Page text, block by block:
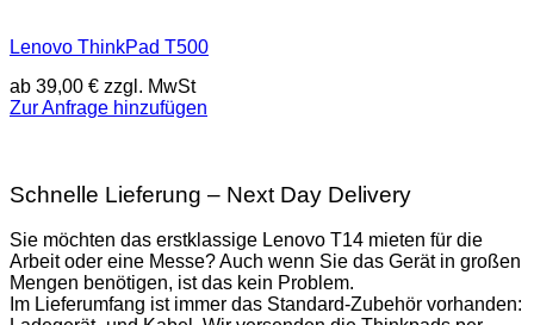
Lenovo ThinkPad T500
ab 39,00 € zzgl. MwSt
Zur Anfrage hinzufügen
Schnelle Lieferung – Next Day Delivery
Sie möchten das erstklassige Lenovo T14 mieten für die
Arbeit oder eine Messe? Auch wenn Sie das Gerät in großen
Mengen benötigen, ist das kein Problem.
Im Lieferumfang ist immer das Standard-Zubehör vorhanden: